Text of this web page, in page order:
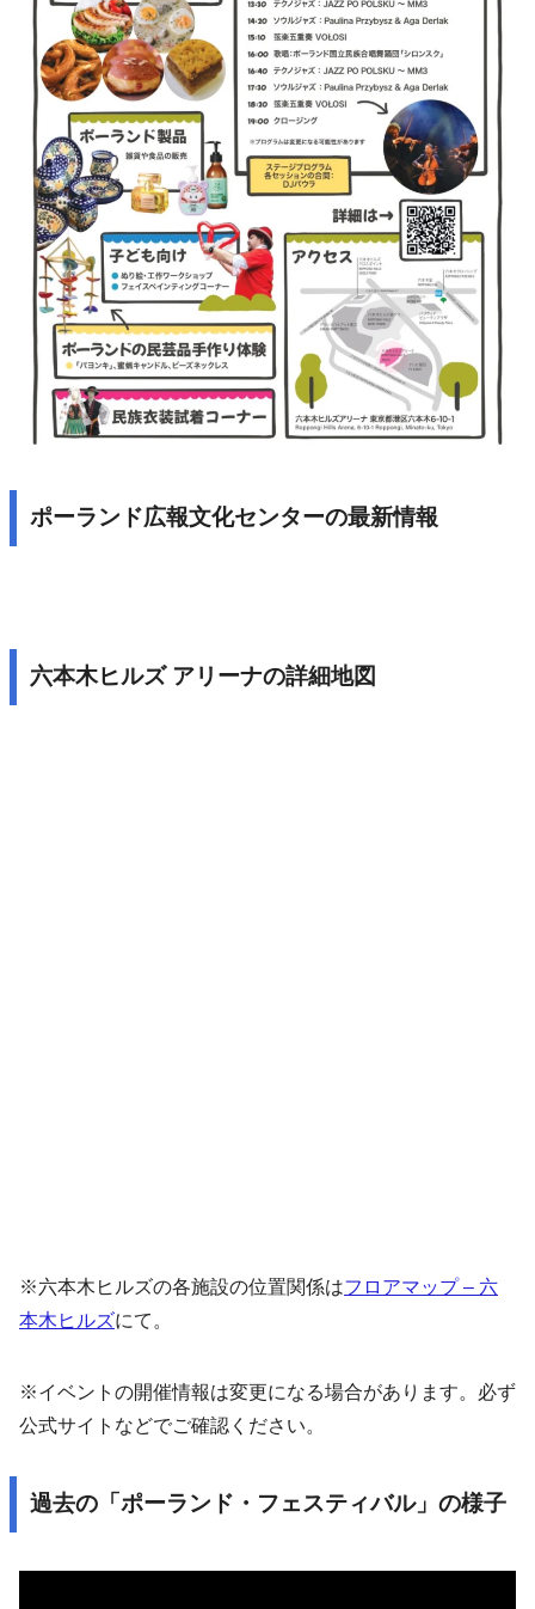
ポーランド広報文化センターの最新情報
六本木ヒルズ アリーナの詳細地図
※六本木ヒルズの各施設の位置関係はフロアマップ – 六
本木ヒルズにて。
※イベントの開催情報は変更になる場合があります。必ず
公式サイトなどでご確認ください。
過去の「ポーランド・フェスティバル」の様子